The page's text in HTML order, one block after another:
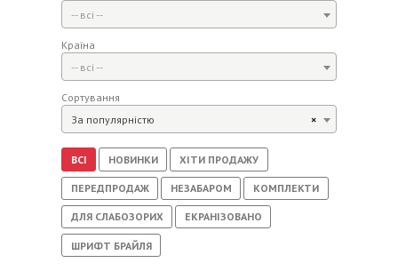
-- всі --
Країна
-- всі --
Сортування
×
За популярністю
ВСІ НОВИНКИ ХІТИ ПРОДАЖУ
ПЕРЕДПРОДАЖ НЕЗАБАРОМ КОМПЛЕКТИ
ДЛЯ СЛАБОЗОРИХ ЕКРАНІЗОВАНО
ШРИФТ БРАЙЛЯ